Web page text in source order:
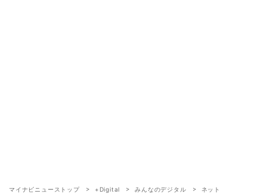
マイナビニューストップ +Digital みんなのデジタル
ネット